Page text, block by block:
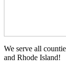
We serve all
and Rhode Island!